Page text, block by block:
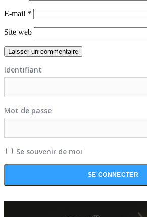
E-mail *
Site web
Identifiant
Mot de passe
Se souvenir de moi